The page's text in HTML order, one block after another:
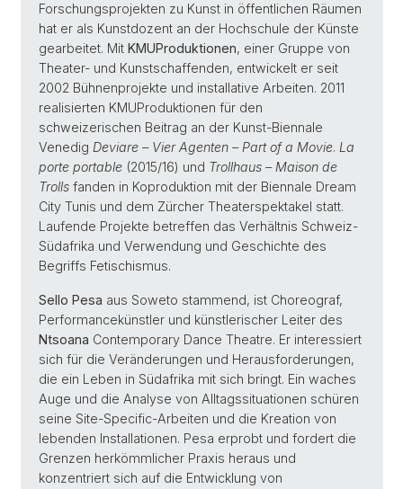
Forschungsprojekten zu Kunst in öffentlichen Räumen
hat er als Kunstdozent an der Hochschule der Künste
gearbeitet. Mit KMUProduktionen, einer Gruppe von
Theater- und Kunstschaffenden, entwickelt er seit
2002 Bühnenprojekte und installative Arbeiten. 2011
realisierten KMUProduktionen für den
schweizerischen Beitrag an der Kunst-Biennale
Venedig Deviare – Vier Agenten – Part of a Movie. La
porte portable (2015/16) und Trollhaus – Maison de
Trolls fanden in Koproduktion mit der Biennale Dream
City Tunis und dem Zürcher Theaterspektakel statt.
Laufende Projekte betreffen das Verhältnis Schweiz-
Südafrika und Verwendung und Geschichte des
Begriffs Fetischismus.
Sello Pesa aus Soweto stammend, ist Choreograf,
Performancekünstler und künstlerischer Leiter des
Ntsoana Contemporary Dance Theatre. Er interessiert
sich für die Veränderungen und Herausforderungen,
die ein Leben in Südafrika mit sich bringt. Ein waches
Auge und die Analyse von Alltagssituationen schüren
seine Site-Specific-Arbeiten und die Kreation von
lebenden Installationen. Pesa erprobt und fordert die
Grenzen herkömmlicher Praxis heraus und
konzentriert sich auf die Entwicklung von